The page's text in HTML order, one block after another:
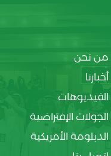
من نحن
أخبارنا
الفيديوهات
الجولات الإفتراضية
الدبلومة الأمريكية